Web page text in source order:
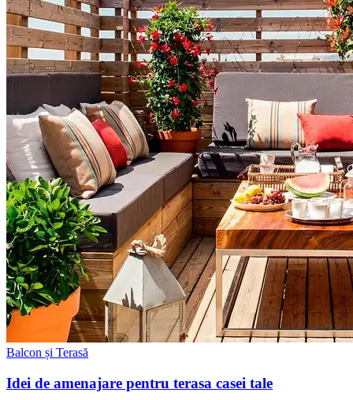
Balcon și Terasă
Idei de amenajare pentru terasa casei tale